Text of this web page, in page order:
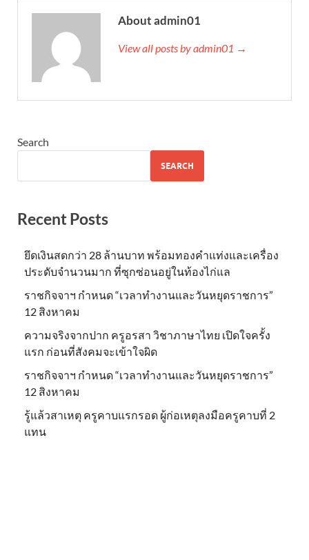
About admin01
View all posts by admin01 →
Search
SEARCH
Recent Posts
ยึดเงินสดกว่า 28 ล้านบาท พร้อมทองคำแท่งและเครื่อง
ประดับจำนวนมาก ที่ซุกซ่อนอยู่ในท้องไก่แล
ราชกิจจาฯ กำหนด “เวลาทำงานและวันหยุดราชการ”
12 สิงหาคม
ความจริงจากปาก ครูอรสา วิชาภาษาไทย เปิดใจครั้ง
แรก ก่อนที่สังคมจะเข้าใจผิด
ราชกิจจาฯ กำหนด “เวลาทำงานและวันหยุดราชการ”
12 สิงหาคม
รู้แล้วสาเหตุ ครูคาบแรกรอด ผู้ก่อเหตุลงมือครูคาบที่ 2
แทน